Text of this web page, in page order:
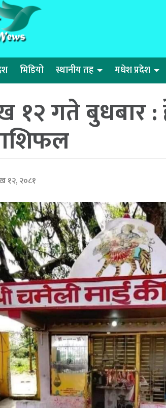
भिडियो स्थानीय तह मधेश प्रदेश
गते बुधबार :
१२, २०८१